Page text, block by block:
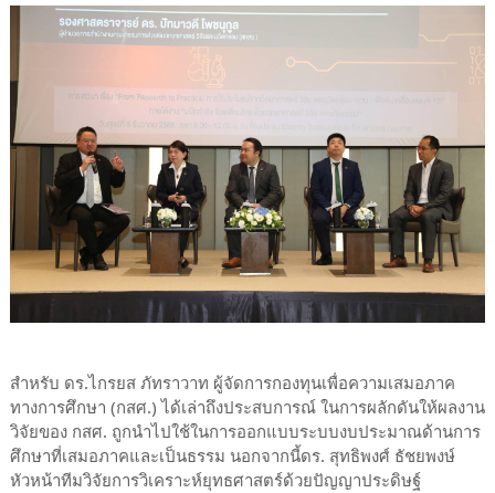
สำหรับ ดร.ไกรยส ภัทราวาท ผู้จัดการกองทุนเพื่อความเสมอภาค
ทางการศึกษา (กสศ.) ได้เล่าถึงประสบการณ์ ในการผลักดันให้ผลงาน
วิจัยของ กสศ. ถูกนำไปใช้ในการออกแบบระบบงบประมาณด้านการ
ศึกษาที่เสมอภาคและเป็นธรรม​ นอกจากนี้ดร. สุทธิพงศ์ ธัชยพงษ์
หัวหน้าทีมวิจัยการวิเคราะห์ยุทธศาสตร์ด้วยปัญญาประดิษฐ์